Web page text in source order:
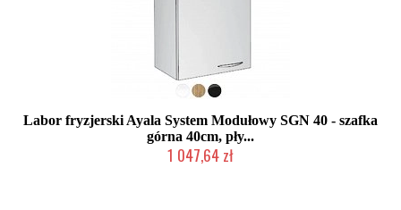
Labor fryzjerski Ayala System Modułowy SGN 40 - szafka
górna 40cm, pły...
1 047,64 zł